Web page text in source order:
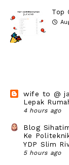
Top
wife to @
Lepak
4 hours ago
Blog
Ke
YDP Slim
5 hours ago